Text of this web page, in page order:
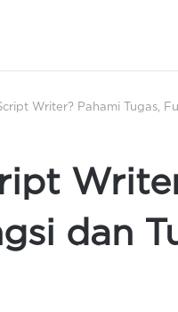
Writer? Pahami Tugas,
dan